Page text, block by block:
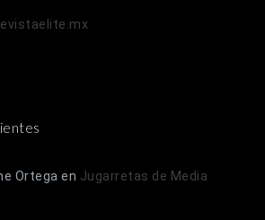
Ortega en Jugarretas de Media